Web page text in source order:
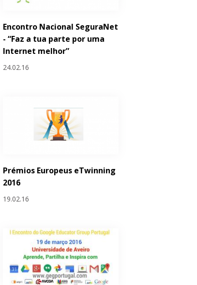
Encontro Nacional SeguraNet
- “Faz a tua parte por uma
Internet melhor”
24.02.16
Prémios Europeus eTwinning
2016
19.02.16